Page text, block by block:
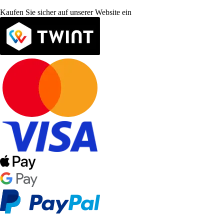
Kaufen Sie sicher auf unserer Website ein